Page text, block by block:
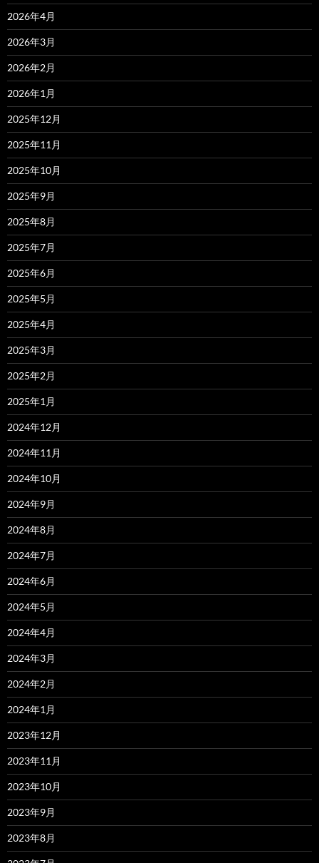
2026年4月
2026年3月
2026年2月
2026年1月
2025年12月
2025年11月
2025年10月
2025年9月
2025年8月
2025年7月
2025年6月
2025年5月
2025年4月
2025年3月
2025年2月
2025年1月
2024年12月
2024年11月
2024年10月
2024年9月
2024年8月
2024年7月
2024年6月
2024年5月
2024年4月
2024年3月
2024年2月
2024年1月
2023年12月
2023年11月
2023年10月
2023年9月
2023年8月